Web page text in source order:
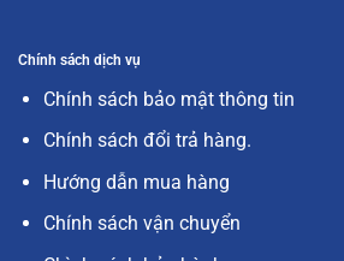
Chính sách dịch vụ
Chính sách bảo mật thông tin
Chính sách đổi trả hàng.
Hướng dẫn mua hàng
Chính sách vận chuyển